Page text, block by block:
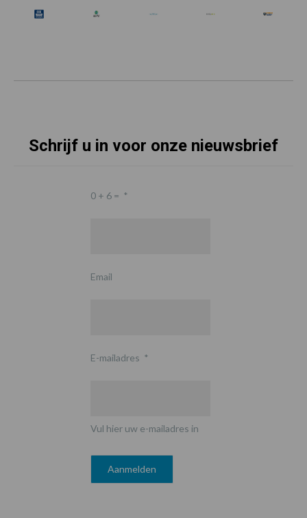
Schrijf u in voor onze nieuwsbrief
0 + 6 = *
Email
E-mailadres *
Vul hier uw e-mailadres in